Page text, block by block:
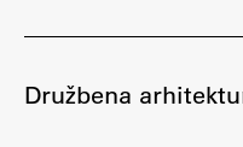
Družbena